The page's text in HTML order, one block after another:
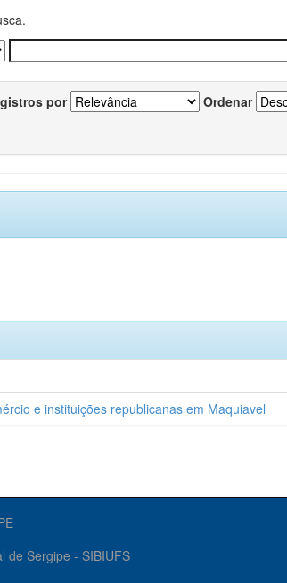
por Ordenar
e instituições republicanas em Maquiavel
de Sergipe - SIBIUFS